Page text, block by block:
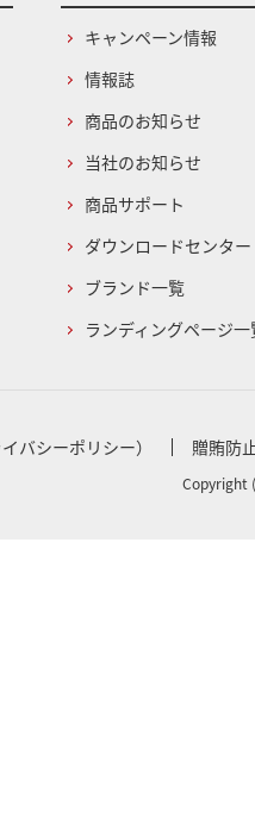
キャンペーン情報
情報誌
商品のお知らせ
当社のお知らせ
商品サポート
ダウンロードセンター
ブランド一覧
ランディングページ一
バシーポリシー） 贈賄防
Copyright